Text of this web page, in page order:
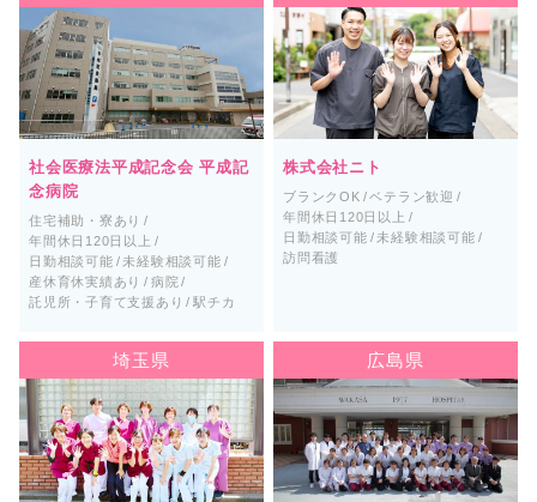
社会医療法平成記念会 平成記
念病院
住宅補助・寮あり
年間休日120日以上
日勤相談可能
未経験相談可能
産休育休実績あり
病院
託児所・子育て支援あり
駅チカ
株式会社ニト
ブランクOK
ベテラン歓迎
年間休日120日以上
日勤相談可能
未経験相談可能
訪問看護
埼玉県 広島県